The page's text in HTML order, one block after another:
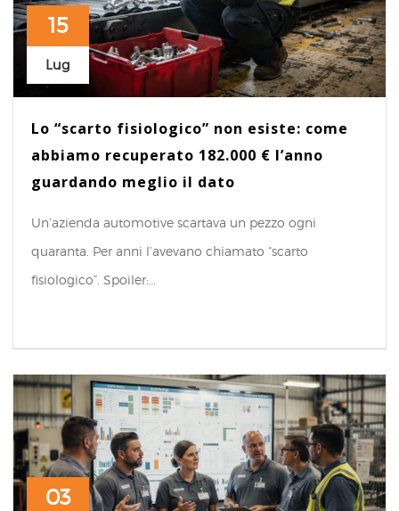
15
Lug
Lo “scarto fisiologico” non esiste: come
abbiamo recuperato 182.000 € l’anno
guardando meglio il dato
Un’azienda automotive scartava un pezzo ogni
quaranta. Per anni l’avevano chiamato “scarto
fisiologico”. Spoiler:…
03